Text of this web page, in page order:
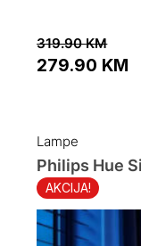
319.90KM
was:
319.90 KM.
279.90 KM
is:
279.90 KM.
Lampe
AKCIJA!
Philips Hue